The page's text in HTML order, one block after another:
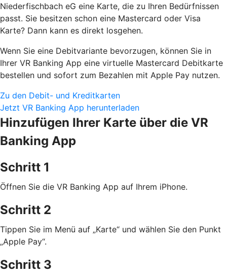
Niederfischbach eG eine Karte, die zu Ihren Bedürfnissen
passt. Sie besitzen schon eine Mastercard oder Visa
Karte? Dann kann es direkt losgehen.
Wenn Sie eine Debitvariante bevorzugen, können Sie in
Ihrer VR Banking App eine virtuelle Mastercard Debitkarte
bestellen und sofort zum Bezahlen mit Apple Pay nutzen.
Zu den Debit- und Kreditkarten
Jetzt VR Banking App herunterladen
Hinzufügen Ihrer Karte über die VR
Banking App
Schritt 1
Öffnen Sie die VR Banking App auf Ihrem iPhone.
Schritt 2
Tippen Sie im Menü auf „Karte“ und wählen Sie den Punkt
„Apple Pay“.
Schritt 3